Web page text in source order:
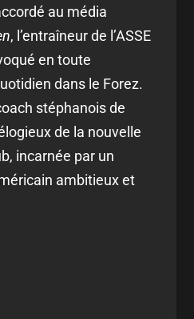
au média
, l’entraîneur de l’ASSE
en toute
dans le Forez.
stéphanois de
de la nouvelle
incarnée par un
ambitieux et